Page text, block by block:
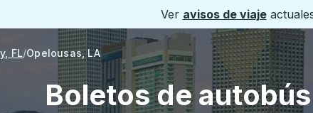
Ver avisos de viaje
FL Opelousas, LA
Boletos de